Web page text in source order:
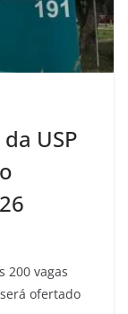
USP
200 vagas
ofertado